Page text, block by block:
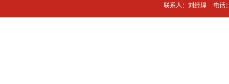
联系人：刘经理 电话